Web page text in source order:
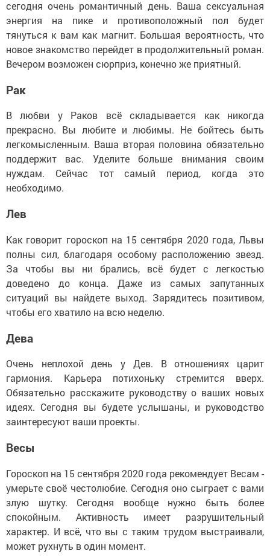
сегодня очень романтичный день. Ваша сексуальная
энергия на пике и противоположный пол будет
тянуться к вам как магнит. Большая вероятность, что
новое знакомство перейдет в продолжительный роман.
Вечером возможен сюрприз, конечно же приятный.
Рак
В любви у Раков всё складывается как никогда
прекрасно. Вы любите и любимы. Не бойтесь быть
легкомысленным. Ваша вторая половина обязательно
поддержит вас. Уделите больше внимания своим
нуждам. Сейчас тот самый период, когда это
необходимо.
Лев
Как говорит гороскоп на 15 сентября 2020 года, Львы
полны сил, благодаря особому расположению звезд.
За чтобы вы ни брались, всё будет с легкостью
доведено до конца. Даже из самых запутанных
ситуаций вы найдете выход. Зарядитесь позитивом,
чтобы его хватило на всю неделю.
Дева
Очень неплохой день у Дев. В отношениях царит
гармония. Карьера потихоньку стремится вверх.
Обязательно расскажите руководству о ваших новых
идеях. Сегодня вы будете услышаны, и руководство
заинтересуют ваши проекты.
Весы
Гороскоп на 15 сентября 2020 года рекомендует Весам -
умерьте своё честолюбие. Сегодня оно сыграет с вами
злую шутку. Сегодня вообще нужно быть более
спокойным. Активность имеет разрушительный
характер. И всё, что вы с таким трудом выстраивали,
может рухнуть в один момент.